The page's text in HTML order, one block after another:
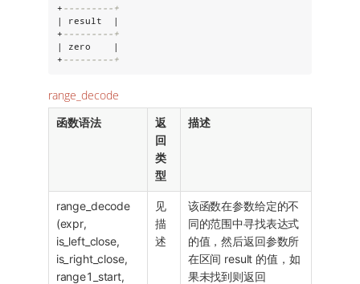
+ ---------+
| result  |
+ ---------+
| zero    |
+ ---------+
range_decode
函数语法
返
回
类
型
描述
range_decode
(expr,
is_left_close,
is_right_close,
range1_start,
见
描
述
该函数在参数给定的不
同的范围中寻找表达式
的值，然后返回参数所
在区间 result 的值，如
果未找到则返回